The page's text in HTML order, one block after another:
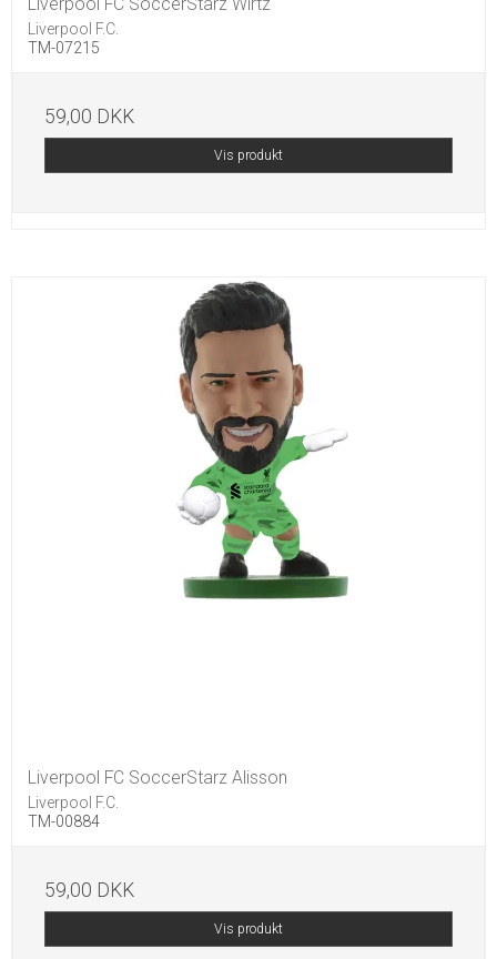
Liverpool F.C.
TM-07215
59,00 DKK
Vis produkt
Liverpool FC SoccerStarz Alisson
Liverpool F.C.
TM-00884
59,00 DKK
Vis produkt